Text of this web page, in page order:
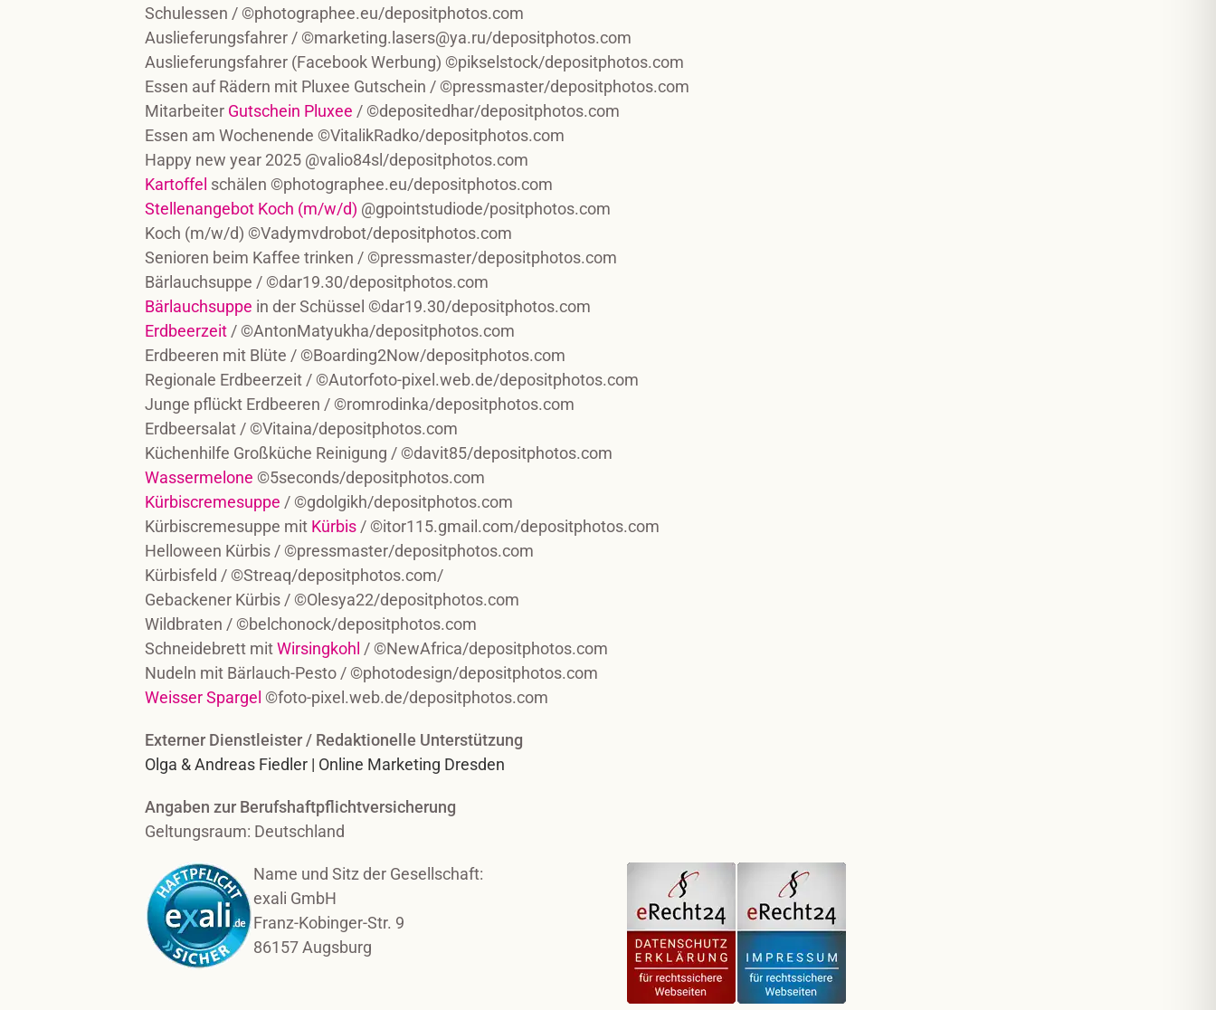
Schulessen / ©photographee.eu/depositphotos.com
Auslieferungsfahrer / ©marketing.lasers@ya.ru/depositphotos.com
Auslieferungsfahrer (Facebook Werbung) ©pikselstock/depositphotos.com
Essen auf Rädern mit Pluxee Gutschein / ©pressmaster/depositphotos.com
Mitarbeiter Gutschein Pluxee / ©depositedhar/depositphotos.com
Essen am Wochenende ©VitalikRadko/depositphotos.com
Happy new year 2025 @valio84sl/depositphotos.com
Kartoffel schälen ©photographee.eu/depositphotos.com
Stellenangebot Koch (m/w/d) @gpointstudiode/positphotos.com
Koch (m/w/d) ©Vadymvdrobot/depositphotos.com
Senioren beim Kaffee trinken / ©pressmaster/depositphotos.com
Bärlauchsuppe / ©dar19.30/depositphotos.com
Bärlauchsuppe in der Schüssel ©dar19.30/depositphotos.com
Erdbeerzeit/ ©AntonMatyukha/depositphotos.com
Erdbeeren mit Blüte / ©Boarding2Now/depositphotos.com
Regionale Erdbeerzeit / ©Autorfoto-pixel.web.de/depositphotos.com
Junge pflückt Erdbeeren / ©romrodinka/depositphotos.com
Erdbeersalat / ©Vitaina/depositphotos.com
Küchenhilfe Großküche Reinigung / ©davit85/depositphotos.com
Wassermelone ©5seconds/depositphotos.com
Kürbiscremesuppe / ©gdolgikh/depositphotos.com
Kürbiscremesuppe mit Kürbis/ ©itor115.gmail.com/depositphotos.com
Helloween Kürbis / ©pressmaster/depositphotos.com
Kürbisfeld / ©Streaq/depositphotos.com/
Gebackener Kürbis / ©Olesya22/depositphotos.com
Wildbraten / ©belchonock/depositphotos.com
Schneidebrett mitWirsingkohl / ©NewAfrica/depositphotos.com
Nudeln mit Bärlauch-Pesto / ©photodesign/depositphotos.com
Weisser Spargel ©foto-pixel.web.de/depositphotos.com
Externer Dienstleister / Redaktionelle Unterstützung
Olga & Andreas Fiedler | Online Marketing Dresden
Angaben zur Berufs­haftpflicht­versicherung
Geltungsraum: Deutschland
Name und Sitz der Gesellschaft:
exali GmbH
Franz-Kobinger-Str. 9
86157 Augsburg